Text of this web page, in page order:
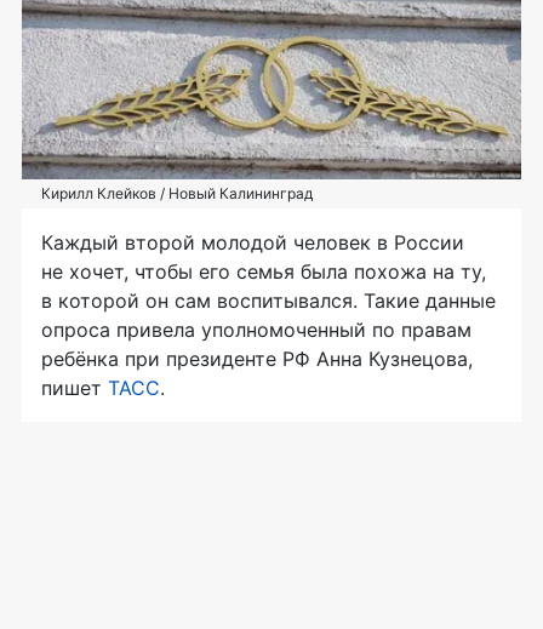
Кирилл Клейков / Новый Калининград
Каждый второй молодой человек в России
не хочет, чтобы его семья была похожа на ту,
в которой он сам воспитывался. Такие данные
опроса привела уполномоченный по правам
ребёнка при президенте РФ Анна Кузнецова,
пишет ТАСС.